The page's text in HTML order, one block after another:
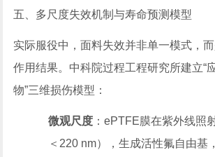
五、多尺度失效机制与寿命预测模型
实际服役中，面料失效并非单一模式，
作用结果。中科院过程工程研究所建立“
物”三维损伤模型：
微观尺度 ：ePTFE膜在紫外线照
＜220 nm），生成活性氟自由基